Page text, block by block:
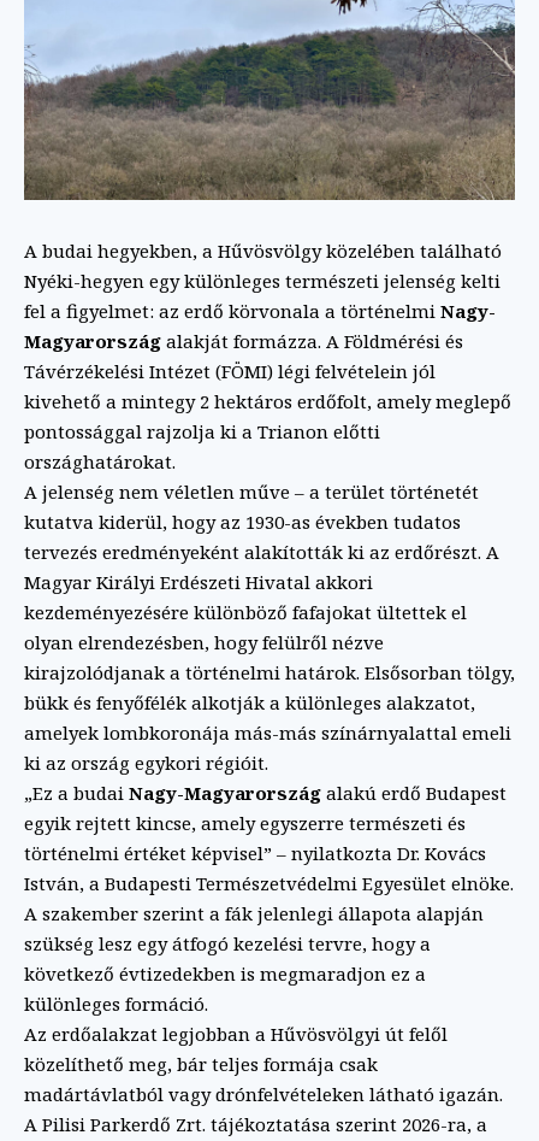
A budai hegyekben, a Hűvösvölgy közelében található
Nyéki-hegyen egy különleges természeti jelenség kelti
fel a figyelmet: az erdő körvonala a történelmi Nagy-
Magyarország alakját formázza. A Földmérési és
Távérzékelési Intézet (FÖMI) légi felvételein jól
kivehető a mintegy 2 hektáros erdőfolt, amely meglepő
pontossággal rajzolja ki a Trianon előtti
országhatárokat.
A jelenség nem véletlen műve – a terület történetét
kutatva kiderül, hogy az 1930-as években tudatos
tervezés eredményeként alakították ki az erdőrészt. A
Magyar Királyi Erdészeti Hivatal akkori
kezdeményezésére különböző fafajokat ültettek el
olyan elrendezésben, hogy felülről nézve
kirajzolódjanak a történelmi határok. Elsősorban tölgy,
bükk és fenyőfélék alkotják a különleges alakzatot,
amelyek lombkoronája más-más színárnyalattal emeli
ki az ország egykori régióit.
„Ez a budai Nagy-Magyarország alakú erdő Budapest
egyik rejtett kincse, amely egyszerre természeti és
történelmi értéket képvisel” – nyilatkozta Dr. Kovács
István, a Budapesti Természetvédelmi Egyesület elnöke.
A szakember szerint a fák jelenlegi állapota alapján
szükség lesz egy átfogó kezelési tervre, hogy a
következő évtizedekben is megmaradjon ez a
különleges formáció.
Az erdőalakzat legjobban a Hűvösvölgyi út felől
közelíthető meg, bár teljes formája csak
madártávlatból vagy drónfelvételeken látható igazán.
A Pilisi Parkerdő Zrt. tájékoztatása szerint 2026-ra, a